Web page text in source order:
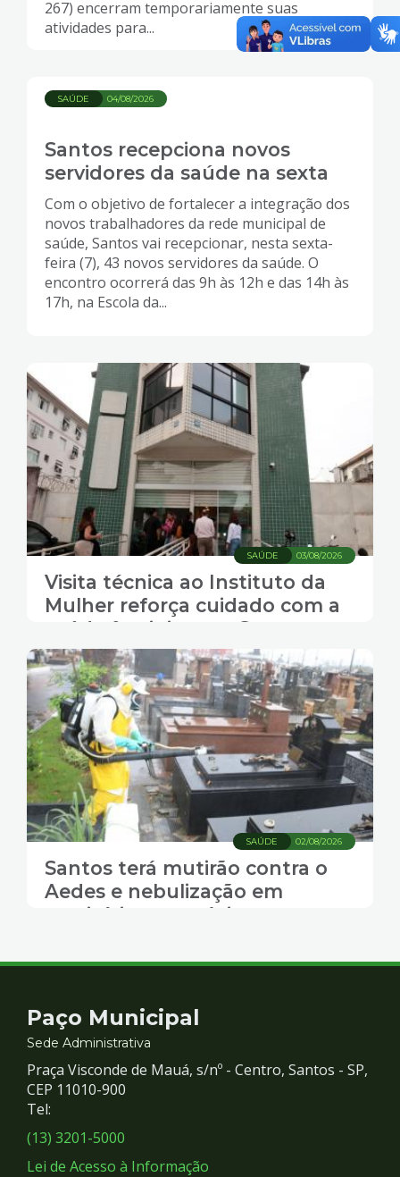
267) encerram temporariamente suas
atividades para...
04/08/2026
SAÚDE
Santos recepciona novos
servidores da saúde na sexta
Com o objetivo de fortalecer a integração dos
novos trabalhadores da rede municipal de
saúde, Santos vai recepcionar, nesta sexta-
feira (7), 43 novos servidores da saúde. O
encontro ocorrerá das 9h às 12h e das 14h às
17h, na Escola da...
03/08/2026
SAÚDE
Visita técnica ao Instituto da
Mulher reforça cuidado com a
saúde feminina em Santos
02/08/2026
SAÚDE
Santos terá mutirão contra o
Aedes e nebulização em
cemitérios na próxima semana
Contato
e
Redes
Sociais
Paço Municipal
Sede Administrativa
Praça Visconde de Mauá, s/nº - Centro, Santos - SP,
CEP 11010-900
Tel:
(13) 3201-5000
Lei de Acesso à Informação